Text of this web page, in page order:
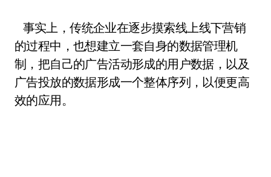
事实上，传统企业在逐步摸索线上线下营销
的过程中，也想建立一套自身的数据管理机
制，把自己的广告活动形成的用户数据，以及
广告投放的数据形成一个整体序列，以便更高
效的应用。